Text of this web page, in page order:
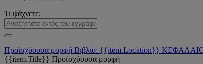
Τι ψάχνετε;
Προϊσχύουσα μορφή Βιβλίο: {{item.Location}}
{{item.Title}} Προϊσχύουσα μορφή